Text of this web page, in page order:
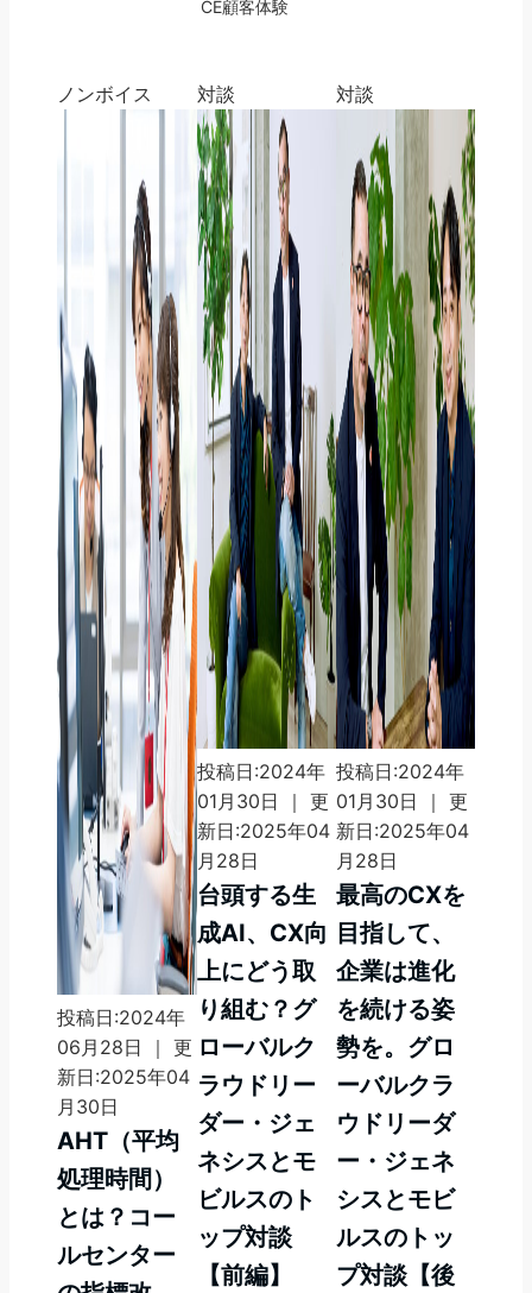
CE顧客体験
ノンボイス
投稿日:2024年
06月28日 ｜ 更
新日:2025年04
月30日
AHT（平均
処理時間）
とは？コー
ルセンター
対談
投稿日:2024年
01月30日 ｜ 更
新日:2025年04
月28日
台頭する生
成AI、CX向
上にどう取
り組む？グ
ローバルク
ラウドリー
ダー・ジェ
ネシスとモ
ビルスのト
ップ対談
【前編】
対談
投稿日:2024年
01月30日 ｜ 更
新日:2025年04
月28日
最高のCXを
目指して、
企業は進化
を続ける姿
勢を。グロ
ーバルクラ
ウドリーダ
ー・ジェネ
シスとモビ
ルスのトッ
プ対談【後